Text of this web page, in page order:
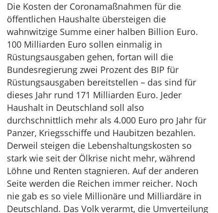
Die Kosten der Coronamaßnahmen für die
öffentlichen Haushalte übersteigen die
wahnwitzige Summe einer halben Billion Euro.
100 Milliarden Euro sollen einmalig in
Rüstungsausgaben gehen, fortan will die
Bundesregierung zwei Prozent des BIP für
Rüstungsausgaben bereitstellen – das sind für
dieses Jahr rund 171 Milliarden Euro. Jeder
Haushalt in Deutschland soll also
durchschnittlich mehr als 4.000 Euro pro Jahr für
Panzer, Kriegsschiffe und Haubitzen bezahlen.
Derweil steigen die Lebenshaltungskosten so
stark wie seit der Ölkrise nicht mehr, während
Löhne und Renten stagnieren. Auf der anderen
Seite werden die Reichen immer reicher. Noch
nie gab es so viele Millionäre und Milliardäre in
Deutschland. Das Volk verarmt, die Umverteilung